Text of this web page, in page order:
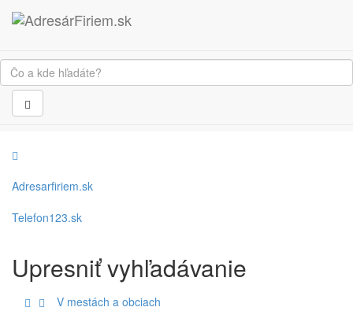
Adresarfiriem.sk
Telefon123.sk
Upresniť vyhľadávanie
V mestách a obciach